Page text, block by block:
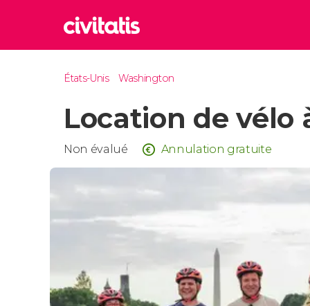
États-Unis Washington
Location de vélo
Non évalué Annulation gratuite